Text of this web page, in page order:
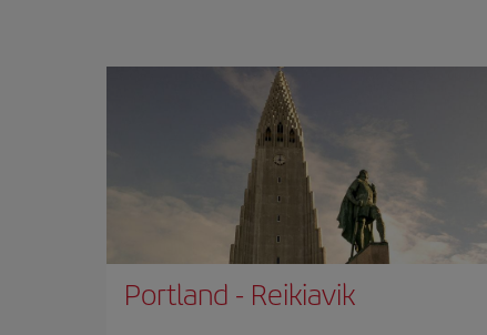
Portland - Reikiavik